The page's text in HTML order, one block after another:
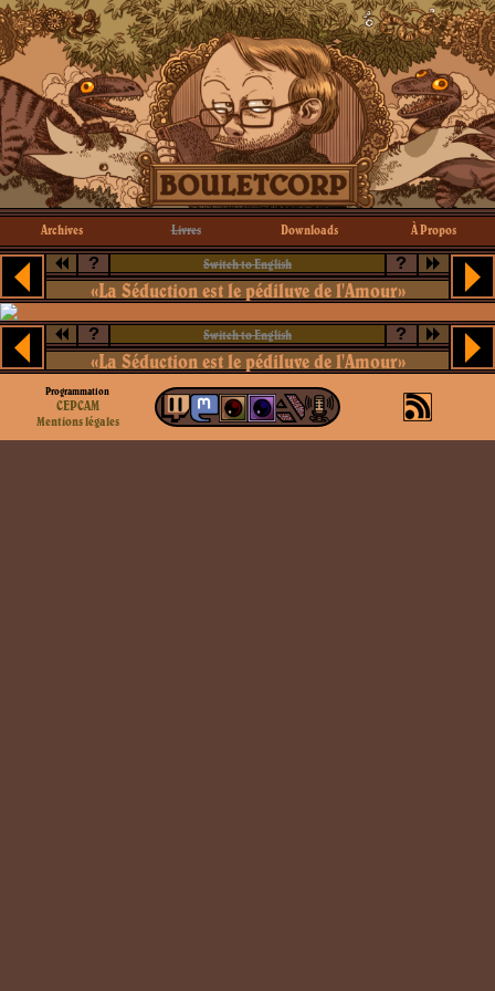
Archives Livres Downloads À Propos
? Switch to English ?
«La Séduction est le pédiluve de l'Amour»
? Switch to English ?
«La Séduction est le pédiluve de l'Amour»
Programmation
CEPCAM
Mentions légales